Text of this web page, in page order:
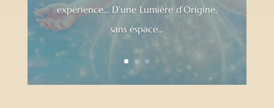
expérience… D’une Lumière d’Origine,
sans espace...